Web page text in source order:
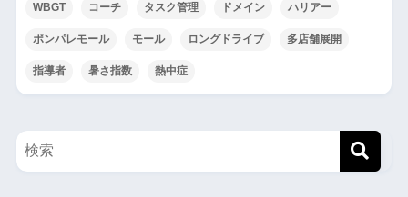
WBGT コーチ タスク管理 ドメイン ハリアー
ポンパレモール モール ロングドライブ 多店舗展開
指導者 暑さ指数 熱中症